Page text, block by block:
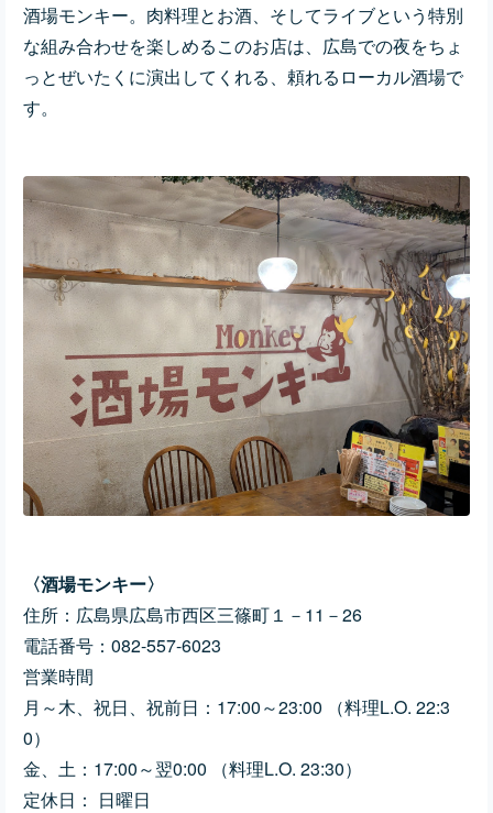
酒場モンキー。肉料理とお酒、そしてライブという特別
な組み合わせを楽しめるこのお店は、広島での夜をちょ
っとぜいたくに演出してくれる、頼れるローカル酒場で
す。
〈酒場モンキー〉
住所：広島県広島市西区三篠町１－11－26
電話番号：082-557-6023
営業時間
月～木、祝日、祝前日：17:00～23:00 （料理L.O. 22:3
0）
金、土：17:00～翌0:00 （料理L.O. 23:30）
定休日： 日曜日